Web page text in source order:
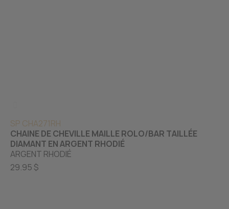
SP CHA271RH
CHAINE DE CHEVILLE MAILLE ROLO/BAR TAILLÉE
DIAMANT EN ARGENT RHODIÉ
ARGENT RHODIÉ
29.95 $